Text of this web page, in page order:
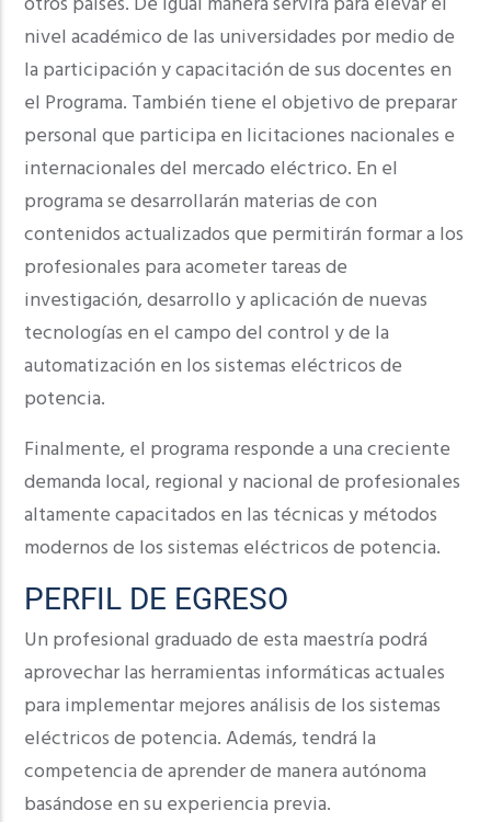
nivel académico de las universidades por medio de
la participación y capacitación de sus docentes en
el Programa. También tiene el objetivo de preparar
personal que participa en licitaciones nacionales e
internacionales del mercado eléctrico. En el
programa se desarrollarán materias de con
contenidos actualizados que permitirán formar a los
profesionales para acometer tareas de
investigación, desarrollo y aplicación de nuevas
tecnologías en el campo del control y de la
automatización en los sistemas eléctricos de
potencia.
Finalmente, el programa responde a una creciente
demanda local, regional y nacional de profesionales
altamente capacitados en las técnicas y métodos
modernos de los sistemas eléctricos de potencia.
PERFIL DE EGRESO
Un profesional graduado de esta maestría podrá
aprovechar las herramientas informáticas actuales
para implementar mejores análisis de los sistemas
eléctricos de potencia. Además, tendrá la
competencia de aprender de manera autónoma
basándose en su experiencia previa.